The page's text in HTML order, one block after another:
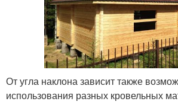
От угла наклона зависит также
использования разных кровельных